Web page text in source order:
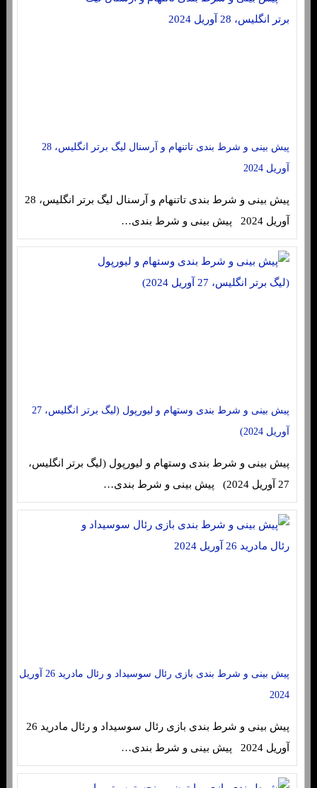
پیش بینی و شرط بندی تاتنهام و آرسنال لیگ برتر انگلیس، 28
آوریل 2024
پیش بینی و شرط بندی تاتنهام و آرسنال لیگ برتر انگلیس، 28
آوریل 2024 پیش بینی و شرط بندی…
پیش بینی و شرط بندی وستهام و لیورپول (لیگ برتر انگلیس، 27
آوریل 2024)
پیش بینی و شرط بندی وستهام و لیورپول (لیگ برتر انگلیس،
27 آوریل 2024) پیش بینی و شرط بندی…
پیش بینی و شرط بندی بازی رئال سوسیداد و رئال مادرید 26 آوریل
2024
پیش بینی و شرط بندی بازی رئال سوسیداد و رئال مادرید 26
آوریل 2024 پیش بینی و شرط بندی…